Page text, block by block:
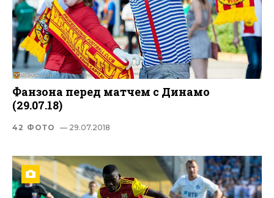
Фанзона перед матчем с Динамо
(29.07.18)
42 ФОТО — 29.07.2018